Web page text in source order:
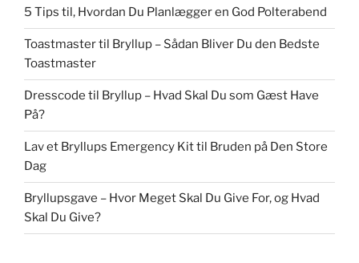
5 Tips til, Hvordan Du Planlægger en God Polterabend
Toastmaster til Bryllup – Sådan Bliver Du den Bedste
Toastmaster
Dresscode til Bryllup – Hvad Skal Du som Gæst Have
På?
Lav et Bryllups Emergency Kit til Bruden på Den Store
Dag
Bryllupsgave – Hvor Meget Skal Du Give For, og Hvad
Skal Du Give?